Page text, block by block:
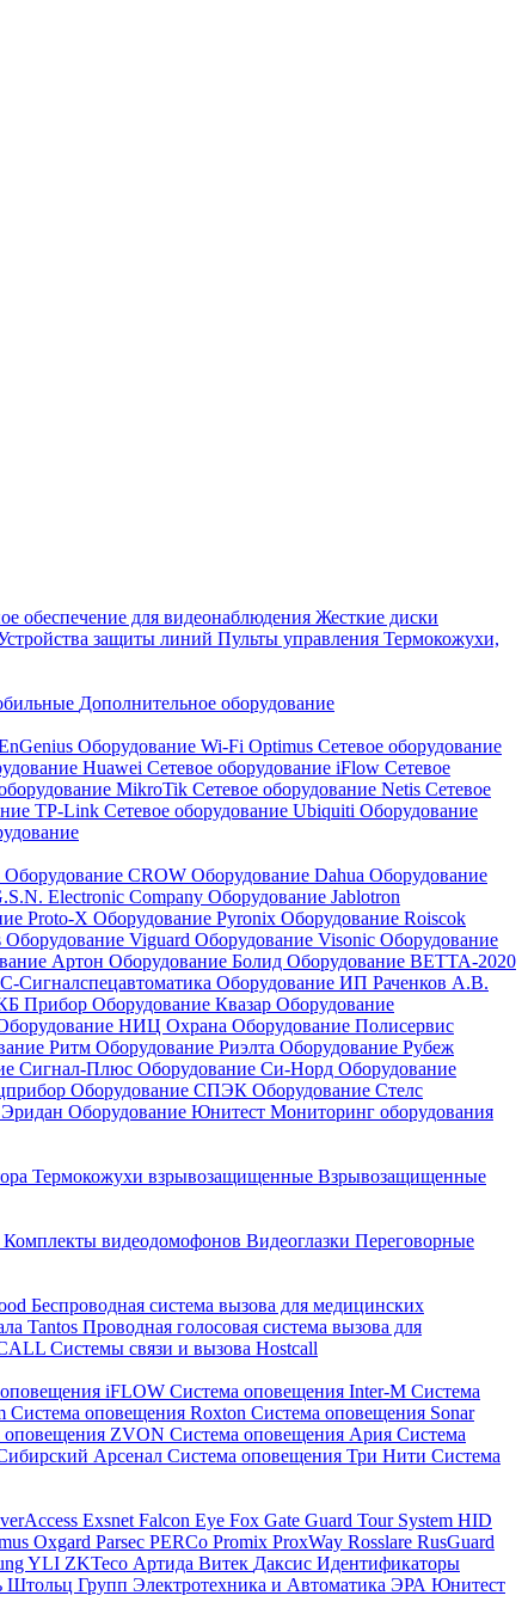
обеспечение для видеонаблюдения Жесткие диски
защиты линий Пульты управления Термокожухи,
Дополнительное оборудование
Оборудование Wi-Fi Optimus Сетевое оборудование
Huawei Сетевое оборудование iFlow Сетевое
MikroTik Сетевое оборудование Netis Сетевое
TP-Link Сетевое оборудование Ubiquiti Оборудование
Оборудование CROW Оборудование Dahua Оборудование
Electronic Company Оборудование Jablotron
Proto-X Оборудование Pyronix Оборудование Roiscok
Оборудование Viguard Оборудование Visonic Оборудование
Артон Оборудование Болид Оборудование ВЕТТА-2020
Сигналспецавтоматика Оборудование ИП Раченков А.В.
Прибор Оборудование Квазар Оборудование
НИЦ Охрана Оборудование Полисервис
Ритм Оборудование Риэлта Оборудование Рубеж
Сигнал-Плюс Оборудование Си-Норд Оборудование
Оборудование СПЭК Оборудование Стелс
Оборудование Юнитест Мониторинг оборудования
Термокожухи взрывозащищенные Взрывозащищенные
Комплекты видеодомофонов Видеоглазки Переговорные
Беспроводная система вызова для медицинских
Tantos Проводная голосовая система вызова для
Системы связи и вызова Hostcall
iFLOW Система оповещения Inter-M Система
Система оповещения Roxton Система оповещения Sonar
оповещения ZVON Система оповещения Ария Система
Арсенал Система оповещения Три Нити Система
Exsnet Falcon Eye Fox Gate Guard Tour System HID
Oxgard Parsec PERCo Promix ProxWay Rosslare RusGuard
YLI ZKTeco Артида Витек Даксис Идентификаторы
Штольц Групп Электротехника и Автоматика ЭРА Юнитест